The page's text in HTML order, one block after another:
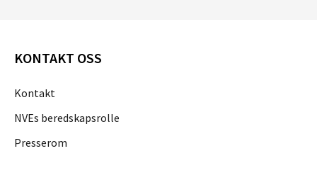
KONTAKT OSS
Kontakt
NVEs beredskapsrolle
Presserom